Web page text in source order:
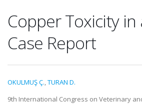
Copper Toxicity in
Case Report
OKULMUŞ Ç.,TURAN D.
9th International Congress on Veterinary